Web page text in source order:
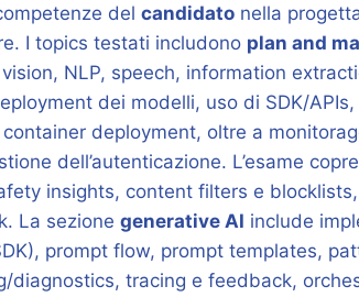
del candidato nella
I topics testati includono plan and
NLP, speech, information
dei modelli, uso di SDK/
deployment, oltre a
dell’autenticazione. L’esame copre
insights, content filters e
La sezione generative AI include
prompt flow, prompt templates,
diagnostics, tracing e feedback,